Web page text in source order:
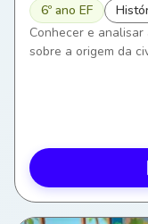
6º ano EF
Conhecer e
sobre a origem da